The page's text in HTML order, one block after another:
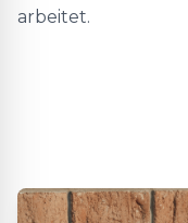
arbeitet.